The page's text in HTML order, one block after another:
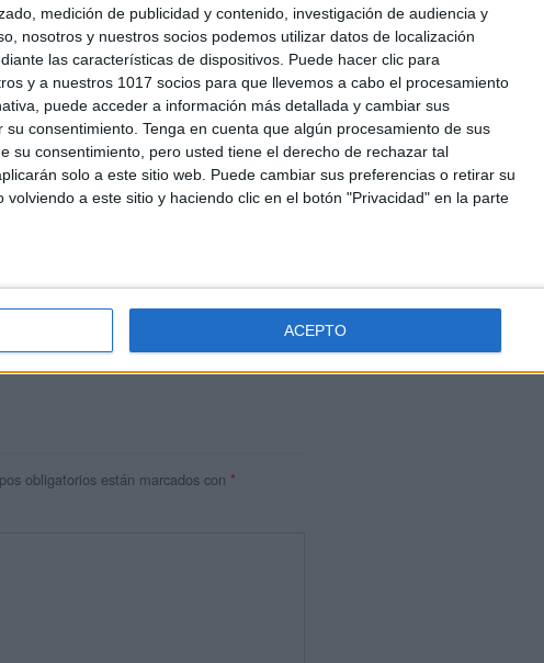
medición de publicidad y contenido, investigación de audiencia y
nosotros y nuestros socios podemos utilizar datos de localización
las características de dispositivos. Puede hacer clic para
y a nuestros 1017 socios para que llevemos a cabo el procesamiento
puede acceder a información más detallada y cambiar sus
consentimiento. Tenga en cuenta que algún procesamiento de sus
su consentimiento, pero usted tiene el derecho de rechazar tal
solo a este sitio web. Puede cambiar sus preferencias o retirar su
a este sitio y haciendo clic en el botón "Privacidad" en la parte
ACEPTO
personal de dos profesores Ginés y
de los contenidos que encontramos
del tiempo, que sus tareas como docentes, y
obligatorios están marcados con *